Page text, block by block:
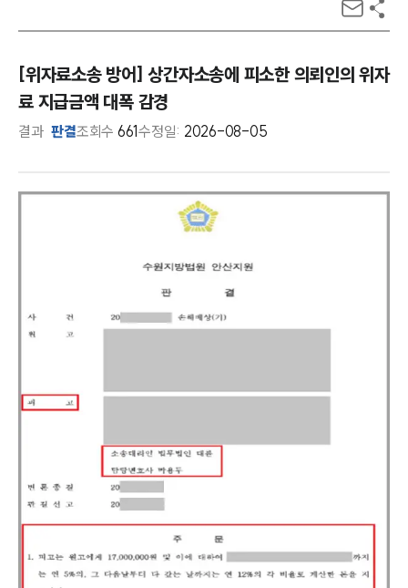
[위자료소송 방어] 상간자소송에 피소한 의뢰인의 위자
료 지급금액 대폭 감경
결과 판결조회수 661수정일: 2026-08-05